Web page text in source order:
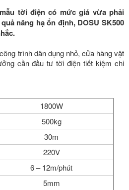
tời điện có mức giá vừa phải
nâng hạ ổn định, DOSU SK500
trình dân dụng nhỏ, cửa hàng vật
cần đầu tư tời điện tiết kiệm chi
1800W
500kg
30m
220V
6 – 12m/phút
5mm